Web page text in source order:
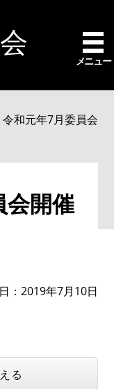
メニュー
令和元年7月委員会
会開催
2019年7月10日
る